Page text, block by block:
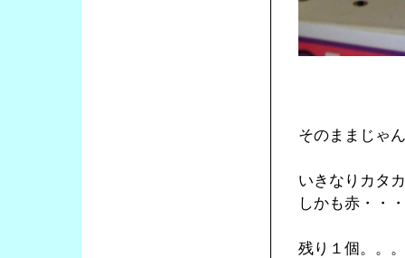
そのままじゃ
いきなりカタ
しかも赤・・・
残り１個。。